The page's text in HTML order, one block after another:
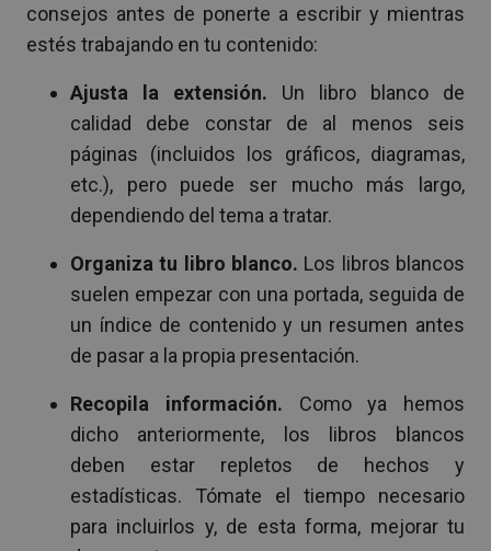
consejos antes de ponerte a escribir y mientras
estés trabajando en tu contenido:
Ajusta la extensión. Un libro blanco de
calidad debe constar de al menos seis
páginas (incluidos los gráficos, diagramas,
etc.), pero puede ser mucho más largo,
dependiendo del tema a tratar.
Organiza tu libro blanco. Los libros blancos
suelen empezar con una portada, seguida de
un índice de contenido y un resumen antes
de pasar a la propia presentación.
Recopila información. Como ya hemos
dicho anteriormente, los libros blancos
deben estar repletos de hechos y
estadísticas. Tómate el tiempo necesario
para incluirlos y, de esta forma, mejorar tu